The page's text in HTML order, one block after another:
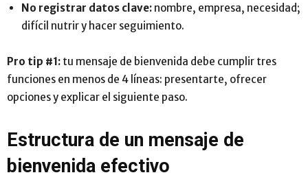
No registrar datos clave: nombre, empresa, necesidad;
difícil nutrir y hacer seguimiento.
Pro tip #1: tu mensaje de bienvenida debe cumplir tres
funciones en menos de 4 líneas: presentarte, ofrecer
opciones y explicar el siguiente paso.
Estructura de un mensaje de
bienvenida efectivo